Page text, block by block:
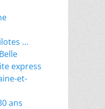
…
express
et-
ans